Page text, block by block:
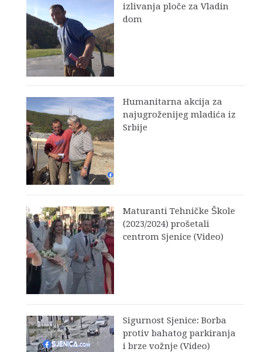
izlivanja ploče za Vladin
dom
Humanitarna akcija za
najugroženijeg mladića iz
Srbije
Maturanti Tehničke Škole
(2023/2024) prošetali
centrom Sjenice (Video)
Sigurnost Sjenice: Borba
protiv bahatog parkiranja
i brze vožnje (Video)